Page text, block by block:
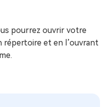
pourrez ouvrir votre
répertoire et en l’ouvrant